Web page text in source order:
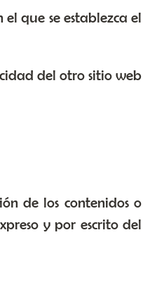
que se establezca el
del otro sitio web
de los contenidos o
y por escrito del